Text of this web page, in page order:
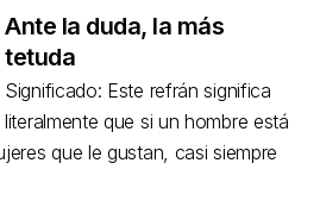
Ante la duda, la más
tetuda
Significado: Este refrán significa
literalmente que si un hombre está
que le gustan, casi siempre